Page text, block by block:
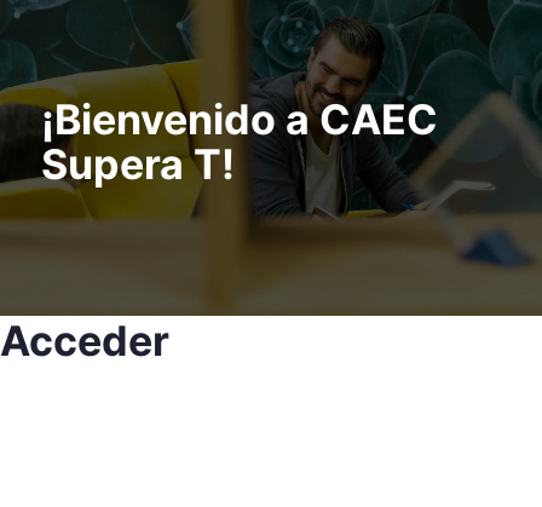
¡Bienvenido a CAEC
Supera T!
Acceder